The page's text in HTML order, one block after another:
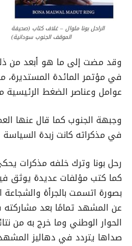
الراحل بونا ملوال – غلاف كتاب (صحيفة
الموقف الجنوب سودانية)
وقد مضت إلى ما هو أبعد من
في مؤتمر المائدة
عوامل وعناصر الضغط الرئيسية
وجبهة الجنوب كما قال عنها
في مذكراته كانت زبدة السياسة
رحل بونا وترك خلفه مذكرات
كما كتب مؤلفات عديدة يوثق
بصورة اتسمت بالجرأة والشجاعة
عن المشهد تمامًا بعد
الحوار الوطني وما خرج به من
صداها يتردد في دهاليز